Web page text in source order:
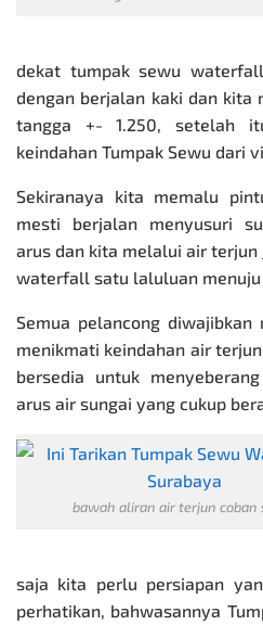
dekat tumpak sewu
dengan berjalan kaki dan kita
tangga +- 1.250, setelah
keindahan Tumpak Sewu dari
Sekiranaya kita memalu
mesti berjalan menyusuri
arus dan kita melalui air terjun
waterfall satu laluluan menuju
Semua pelancong
menikmati keindahan air
bersedia untuk
arus air sungai yang cukup
bawah aliran air terjun coban
saja kita perlu persiapan
perhatikan, bahwasannya